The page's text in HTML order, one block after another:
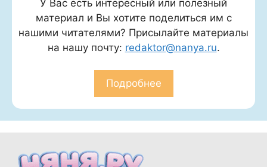
У Вас есть интересный или полезный
материал и Вы хотите поделиться им с
нашими читателями? Присылайте материалы
на нашу почту: redaktor@nanya.ru.
Подробнее